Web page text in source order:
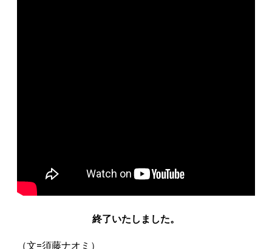
終了いたしました。
（文=須藤ナオミ）